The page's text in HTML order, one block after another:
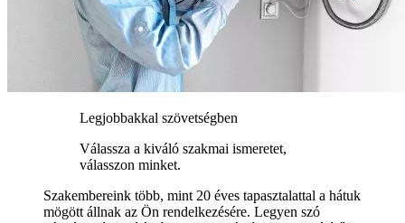
Legjobbakkal szövetségben
Válassza a kiváló szakmai ismeretet,
válasszon minket.
Szakembereink több, mint 20 éves tapasztalattal a hátuk
mögött állnak az Ön rendelkezésére. Legyen szó